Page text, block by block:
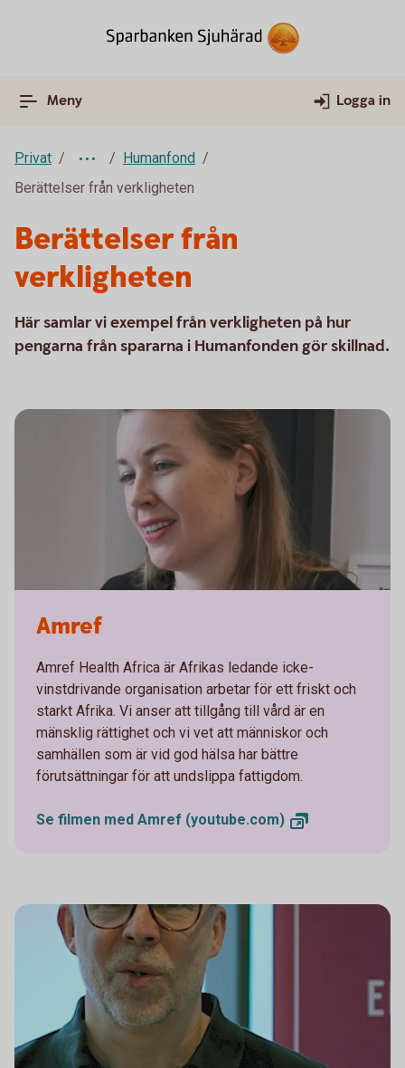
Meny Logga in
Privat
Humanfond
Berättelser från verkligheten
Berättelser från
verkligheten
Här samlar vi exempel från verkligheten på hur
pengarna från spararna i Humanfonden gör skillnad.
Amref
Amref Health Africa är Afrikas ledande icke-
vinstdrivande organisation arbetar för ett friskt och
starkt Afrika. Vi anser att tillgång till vård är en
mänsklig rättighet och vi vet att människor och
samhällen som är vid god hälsa har bättre
förutsättningar för att undslippa fattigdom.
Se filmen med Amref (youtube.com)